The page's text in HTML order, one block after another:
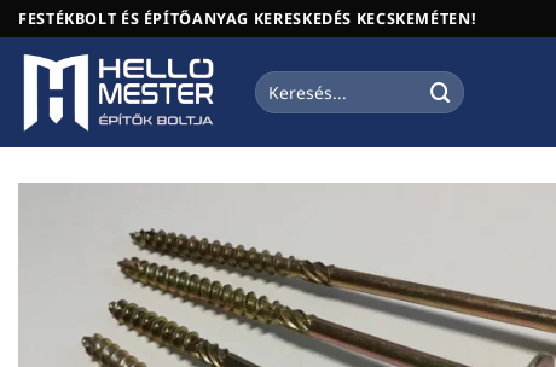
Skip
to
content
FESTÉKBOLT ÉS ÉPÍTŐANYAG KERESKEDÉS KECSKEMÉTEN!
Keresés
a